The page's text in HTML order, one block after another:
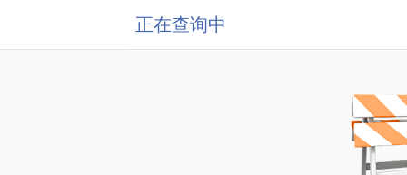
正在查询中